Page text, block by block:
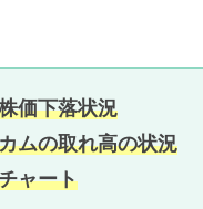
価下落状況
ムの取れ高の状況
ャート